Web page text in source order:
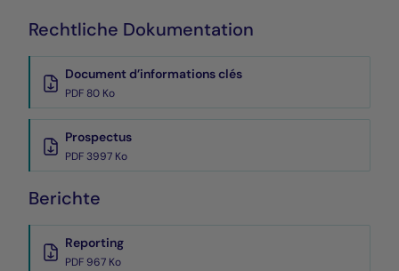
Rechtliche Dokumentation
Document d’informations clés
PDF 80 Ko
Prospectus
PDF 3997 Ko
Berichte
Reporting
PDF 967 Ko